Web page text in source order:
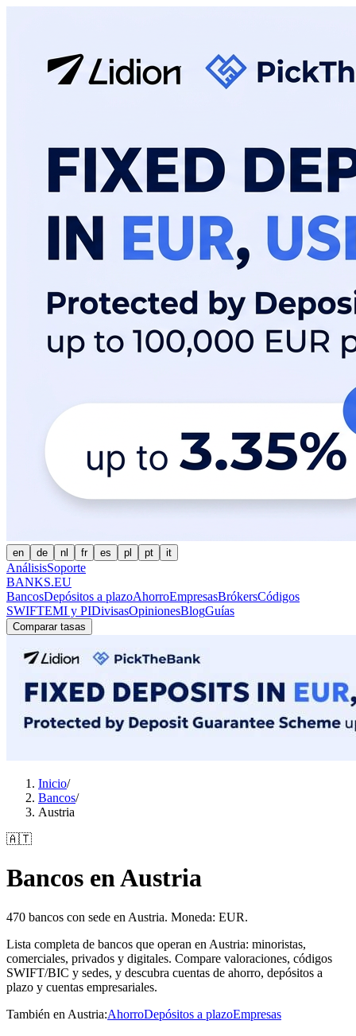
en de nl fr es pl pt it
AnálisisSoporte
BANKS.EU
BancosDepósitos a plazoAhorroEmpresasBrókersCódigos
SWIFTEMI y PIDivisasOpinionesBlogGuías
Comparar tasas
Inicio/
Bancos/
Austria
🇦🇹
Bancos en Austria
470 bancos con sede en Austria. Moneda: EUR.
Lista completa de bancos que operan en Austria: minoristas,
comerciales, privados y digitales. Compare valoraciones, códigos
SWIFT/BIC y sedes, y descubra cuentas de ahorro, depósitos a
plazo y cuentas empresariales.
También en Austria:AhorroDepósitos a plazoEmpresas